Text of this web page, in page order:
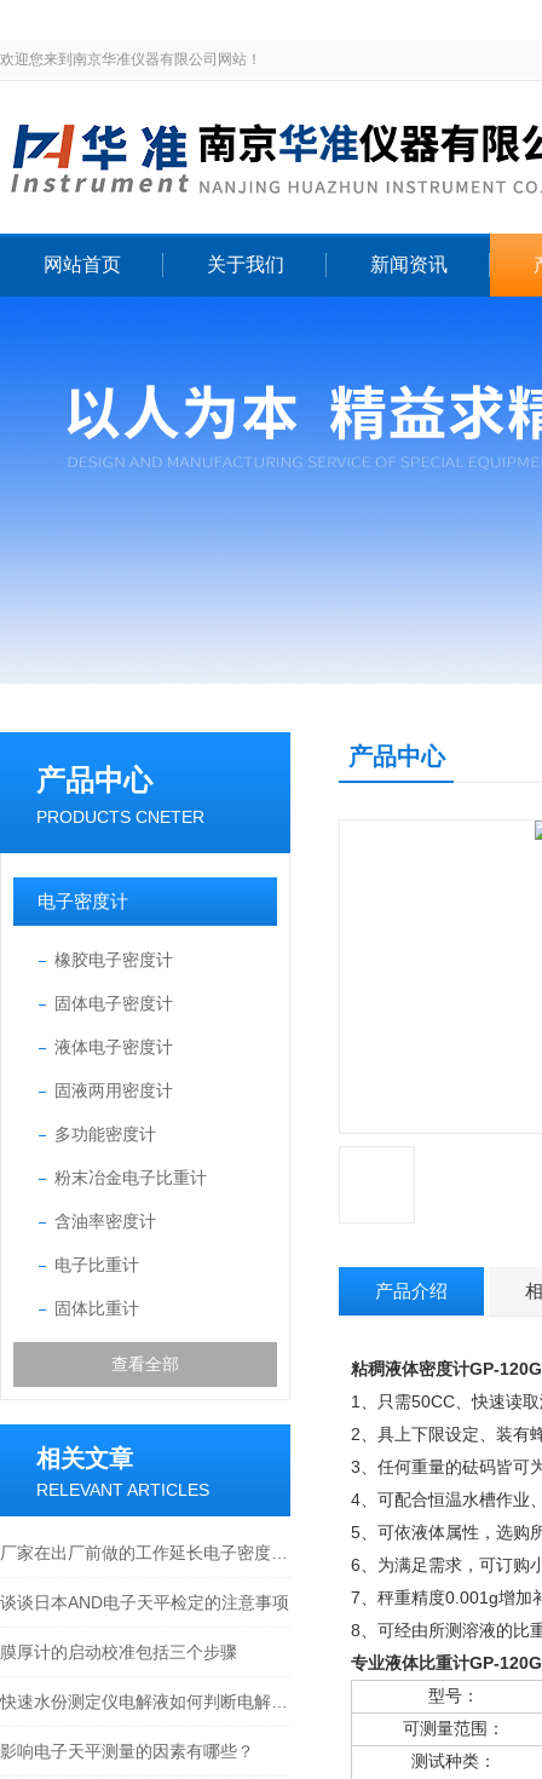
欢迎您来到南京华准仪器有限公司网站！
网站首页 关于我们 新闻资讯
产品中心
PRODUCTS CNETER
电子密度计
橡胶电子密度计
固体电子密度计
液体电子密度计
固液两用密度计
多功能密度计
粉末冶金电子比重计
含油率密度计
电子比重计
固体比重计
查看全部
相关文章
RELEVANT ARTICLES
谈谈日本AND电子天平检定的注意事项
膜厚计的启动校准包括三个步骤
影响电子天平测量的因素有哪些？
产品中心
产品介绍
粘稠液体密度计GP-120G
1 、只需50CC、快速读
2、具上下限设定、装有
3、任何重量的砝码皆可
4、可配合恒温水槽作业
5、可依液体属性，选购
6、为满足需求，可订购
7、秤重精度0.001g增加
8、可经由所测溶液的比
专业液体比重计GP-120G
型号：
可测量范围：
测试种类：